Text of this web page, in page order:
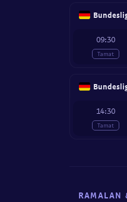
09:30
Tamat
14:30
Tamat
RAMALAN